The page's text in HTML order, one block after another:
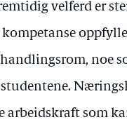
velferd er
handlingsrom, noe
arbeidskraft som